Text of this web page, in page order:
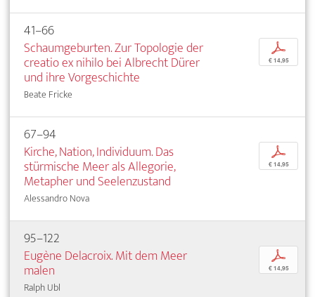
41–66
Schaumgeburten. Zur Topologie der
creatio ex nihilo bei Albrecht Dürer
und ihre Vorgeschichte
Beate Fricke
p
€ 14,95
67–94
Kirche, Nation, Individuum. Das
stürmische Meer als Allegorie,
Metapher und Seelenzustand
Alessandro Nova
p
€ 14,95
95–122
Eugène Delacroix. Mit dem Meer
malen
Ralph Ubl
p
€ 14,95